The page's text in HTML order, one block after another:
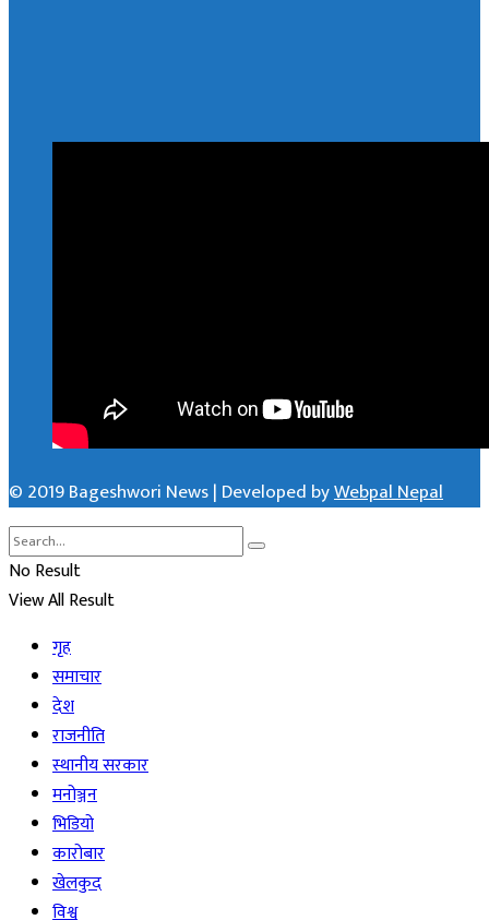
© 2019 Bageshwori News | Developed byWebpal Nepal
No Result
View All Result
गृह
समाचार
देश
राजनीति
स्थानीय सरकार
मनोञ्जन
भिडियो
कारोबार
खेलकुद
विश्व